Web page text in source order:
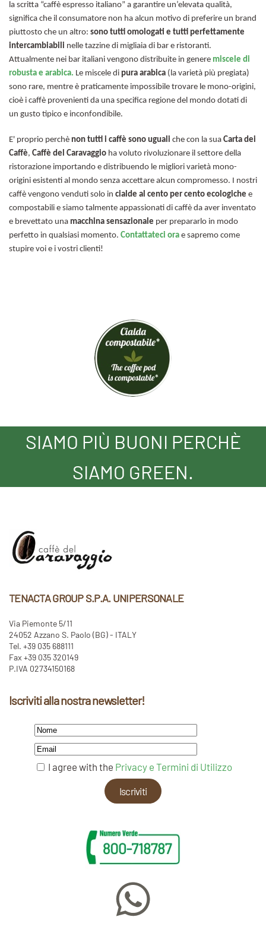
la scritta “caffè espresso italiano” a garantire un’elevata qualità,
significa che il consumatore non ha alcun motivo di preferire un brand
piuttosto che un altro: sono tutti omologati e tutti perfettamente
intercambiabili nelle tazzine di migliaia di bar e ristoranti.
Attualmente nei bar italiani vengono distribuite in genere miscele di
robusta e arabica. Le miscele di pura arabica (la varietà più pregiata)
sono rare, mentre è praticamente impossibile trovare le mono-origini,
cioè i caffè provenienti da una specifica regione del mondo dotati di
un gusto tipico e inconfondibile.
E' proprio perchè non tutti i caffè sono uguali che con la sua Carta dei
Caffè, Caffè del Caravaggio ha voluto rivoluzionare il settore della
ristorazione importando e distribuendo le migliori varietà mono-
origini esistenti al mondo senza accettare alcun compromesso. I nostri
caffè vengono venduti solo in cialde al cento per cento ecologiche e
compostabili e siamo talmente appassionati di caffè da aver inventato
e brevettato una macchina sensazionale per prepararlo in modo
perfetto in qualsiasi momento. Contattateci ora e sapremo come
stupire voi e i vostri clienti!
SIAMO PIÙ BUONI PERCHÈ
SIAMO GREEN.
TENACTA GROUP S.P.A. UNIPERSONALE
Via Piemonte 5/11
24052 Azzano S. Paolo (BG) - ITALY
Tel. +39 035 688111
Fax +39 035 320149
P.IVA 02734150168
Iscriviti alla nostra newsletter!
I agree with the Privacy e Termini di Utilizzo